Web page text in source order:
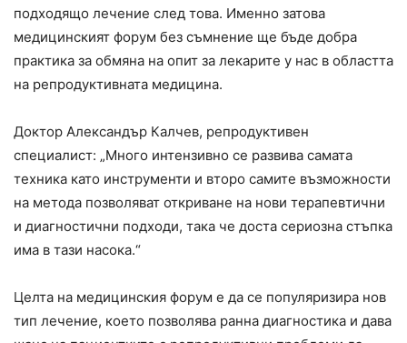
подходящо лечение след това. Именно затова
медицинският форум без съмнение ще бъде добра
практика за обмяна на опит за лекарите у нас в областта
на репродуктивната медицина.
Доктор Александър Калчев, репродуктивен
специалист: „Много интензивно се развива самата
техника като инструменти и второ самите възможности
на метода позволяват откриване на нови терапевтични
и диагностични подходи, така че доста сериозна стъпка
има в тази насока.“
Целта на медицинския форум е да се популяризира нов
тип лечение, което позволява ранна диагностика и дава